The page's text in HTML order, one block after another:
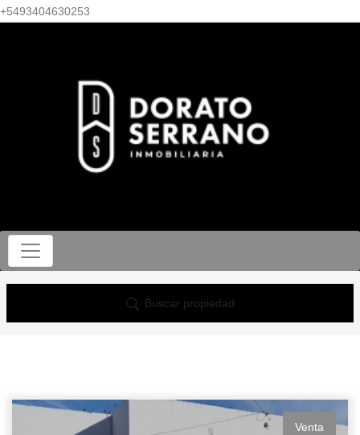
+5493404630253
Buscar propiedad
Venta